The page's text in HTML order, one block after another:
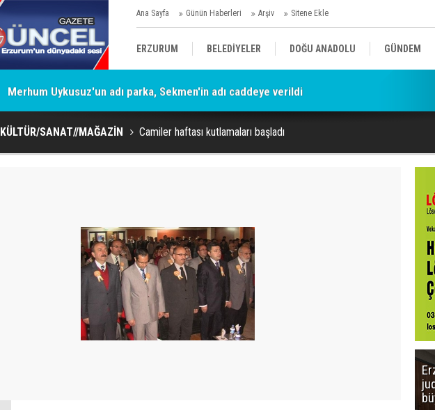
Ana Sayfa Günün Haberleri Arşiv Sitene Ekle
ERZURUM BELEDİYELER DOĞU ANADOLU GÜNDEM
SİYASET AFAD/ SAVAŞ SPOR
KÜLTÜR/SANAT//MAĞAZİN
Merhum Uykusuz'un adı parka, Sekmen'in adı caddeye verildi
KÜLTÜR/SANAT//MAĞAZİN Camiler haftası kutlamaları başladı